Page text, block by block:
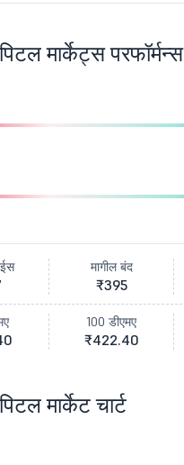
मार्केट्स परफॉर्मन्स
मागील बंद
₹395
100 डीएमए
₹422.40
मार्केट चार्ट